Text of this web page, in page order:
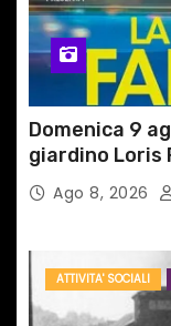
Domenica 9
giardino Loris
TAIPEIAgo 8, 2026
ATTIVITA' SOCIALI